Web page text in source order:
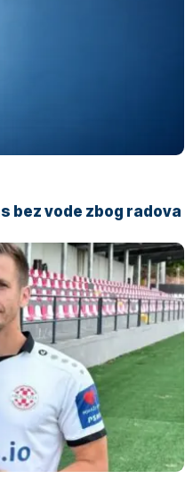
bez vode zbog radova